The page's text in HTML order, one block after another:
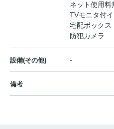
ネット使用料
TVモニタ付
宅配ボックス
防犯カメラ
設備(その他) -
備考